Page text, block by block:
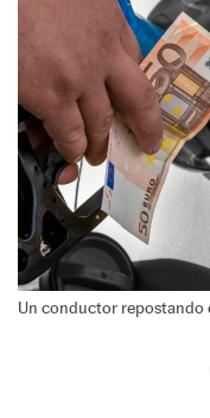
Un conductor repostando